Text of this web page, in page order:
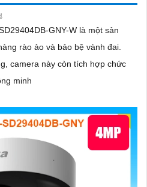
GNY-W là một sản
rào ảo và bảo bệ vành đai.
camera này còn tích hợp chức
minh